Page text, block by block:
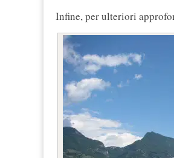
Infine, per ulteriori